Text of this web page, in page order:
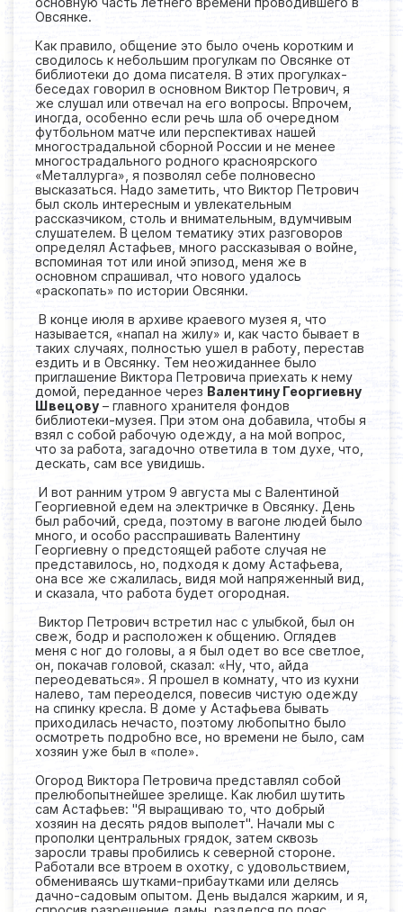
Овсянке.
Как правило, общение это было очень коротким и
сводилось к небольшим прогулкам по Овсянке от
библиотеки до дома писателя. В этих прогулках-
беседах говорил в основном Виктор Петрович, я
же слушал или отвечал на его вопросы. Впрочем,
иногда, особенно если речь шла об очередном
футбольном матче или перспективах нашей
многострадальной сборной России и не менее
многострадального родного красноярского
«Металлурга», я позволял себе полновесно
высказаться. Надо заметить, что Виктор Петрович
был сколь интересным и увлекательным
рассказчиком, столь и внимательным, вдумчивым
слушателем. В целом тематику этих разговоров
определял Астафьев, много рассказывая о войне,
вспоминая тот или иной эпизод, меня же в
основном спрашивал, что нового удалось
«раскопать» по истории Овсянки.
В конце июля в архиве краевого музея я, что
называется, «напал на жилу» и, как часто бывает в
таких случаях, полностью ушел в работу, перестав
ездить и в Овсянку. Тем неожиданнее было
приглашение Виктора Петровича приехать к нему
домой, переданное через Валентину Георгиевну
Швецову – главного хранителя фондов
библиотеки-музея. При этом она добавила, чтобы я
взял с собой рабочую одежду, а на мой вопрос,
что за работа, загадочно ответила в том духе, что,
дескать, сам все увидишь.
И вот ранним утром 9 августа мы с Валентиной
Георгиевной едем на электричке в Овсянку. День
был рабочий, среда, поэтому в вагоне людей было
много, и особо расспрашивать Валентину
Георгиевну о предстоящей работе случая не
представилось, но, подходя к дому Астафьева,
она все же сжалилась, видя мой напряженный вид,
и сказала, что работа будет огородная.
Виктор Петрович встретил нас с улыбкой, был он
свеж, бодр и расположен к общению. Оглядев
меня с ног до головы, а я был одет во все светлое,
он, покачав головой, сказал: «Ну, что, айда
переодеваться». Я прошел в комнату, что из кухни
налево, там переоделся, повесив чистую одежду
на спинку кресла. В доме у Астафьева бывать
приходилась нечасто, поэтому любопытно было
осмотреть подробно все, но времени не было, сам
хозяин уже был в «поле».
Огород Виктора Петровича представлял собой
прелюбопытнейшее зрелище. Как любил шутить
сам Астафьев: "Я выращиваю то, что добрый
хозяин на десять рядов выполет". Начали мы с
прополки центральных грядок, затем сквозь
заросли травы пробились к северной стороне.
Работали все втроем в охотку, с удовольствием,
обмениваясь шутками-прибаутками или делясь
дачно-садовым опытом. День выдался жарким, и я,